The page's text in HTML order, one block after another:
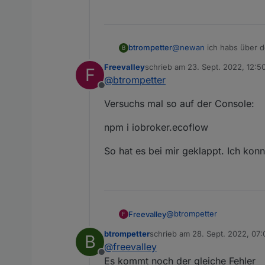
B btrompetter@newan ich habs über
$ iobroker url
Installing Newan/
npm ERR!
npm ERR! /opt/
F
Offline
Freevalleyschrieb am 23. Sept. 2022,
zuletzt editiert von
@btrompetter
Versuchs mal so auf der Console:
npm i iobroker.ecoflow
So hat es bei mir geklappt. Ich
F Freevalley@btrompetter
Versuchs mal so auf der
npm i iobroker.ecoflow
B
Offline
btrompetterschrieb am 28. Sept. 2022,
zuletzt editiert von
@freevalley
Es kommt noch der gleiche Fehler